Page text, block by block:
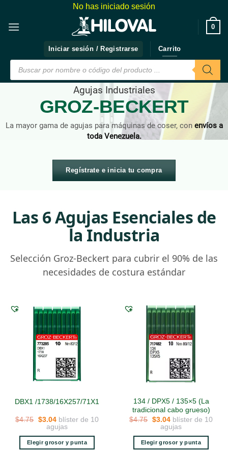
contenido
No has iniciado sesión
0
Iniciar sesión / Registrarse Carrito
Búsqueda
Agujas Industriales
GROZ-BECKERT
La mayor gama de agujas para máquinas de coser, con envíos a
toda Venezuela.
Regístrate e inicia tu compra
Las 6 Agujas Esenciales de
la Industria
Selección Groz-Beckert para cubrir el 90% de las
necesidades de costura estándar
DBX1 /1738/16X257/71X1
$4.75 El
precio
original
era:
$4.75.
$3.04El
precio
actual
es:
$3.04.
blíster de 10
agujas
Elegir grosor y punta
134 / DPX5 / 135×5 (La
tradicional cabo grueso)
$4.75 El
precio
original
era:
$4.75.
$3.04El
precio
actual
es:
$3.04.
blíster de 10
agujas
Elegir grosor y punta